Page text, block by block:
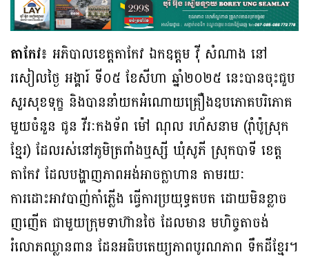
តាកែវ៖ អភិបាលខេត្តតាកែវ ឯកឧត្តម វ៉ី សំណាង នៅ
រសៀលថ្ងៃ អង្គារ៍ ទី០៥ ខែសីហា ឆ្នាំ២០២៥ នេះបានចុះជួប
សួរសុខទុក្ខ និងបាននាំយកអំណោយគ្រឿងឧបភោគបរិភោគ
មួយចំនួន ជូន វីរៈកងទ័ព ម៉ៅ ណុល រហ័សនាម (រ៉ាំប៉ូស្រុក
ខ្មែរ) ដែលរស់នៅភូមិត្រពាំងឬស្សី ឃុំសូភី ស្រុកបាទី ខេត្ត
តាកែវ ដែលបង្ហាញភាពអង់អាចក្លាហាន តាមរយៈ
ការដោះអាវបាញ់កាំភ្លើង ធ្វើការប្រយុទ្ធតបត ដោយមិនខ្លាច
ញញើត ជាមួយក្រុមទាហ៊ានថៃ ដែលមាន មហិច្ចតាចង់
រំលោភឈ្លានពាន ដែនអធិបតេយ្យភាពបូរណភាព ទឹកដីខ្មែរ។